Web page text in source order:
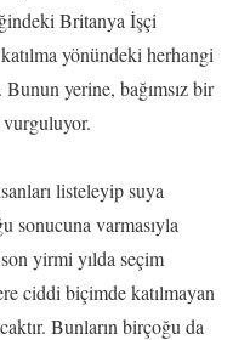
Britanya İşçi
yönündeki herhangi
yerine, bağımsız bir
listeleyip suya
sonucuna varmasıyla
yirmi yılda seçim
ciddi biçimde katılmayan
Bunların birçoğu da